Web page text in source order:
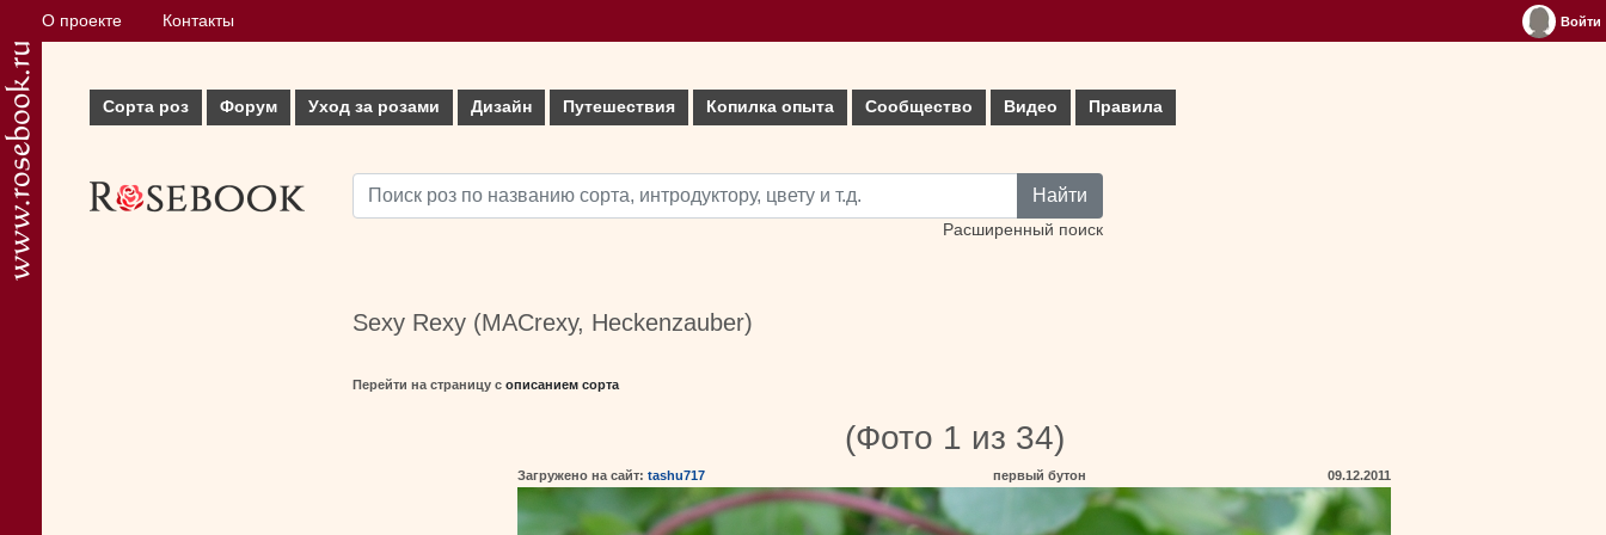
О проекте Контакты Войти
Сорта роз Форум Уход за розами Дизайн Путешествия Копилка опыта Сообщество Видео Правила
Найти
Расширенный поиск
Sexy Rexy (MACrexy, Heckenzauber)
Перейти на страницу с описанием сорта
(Фото 1 из 34)
Загружено на сайт: tashu717 первый бутон 09.12.2011